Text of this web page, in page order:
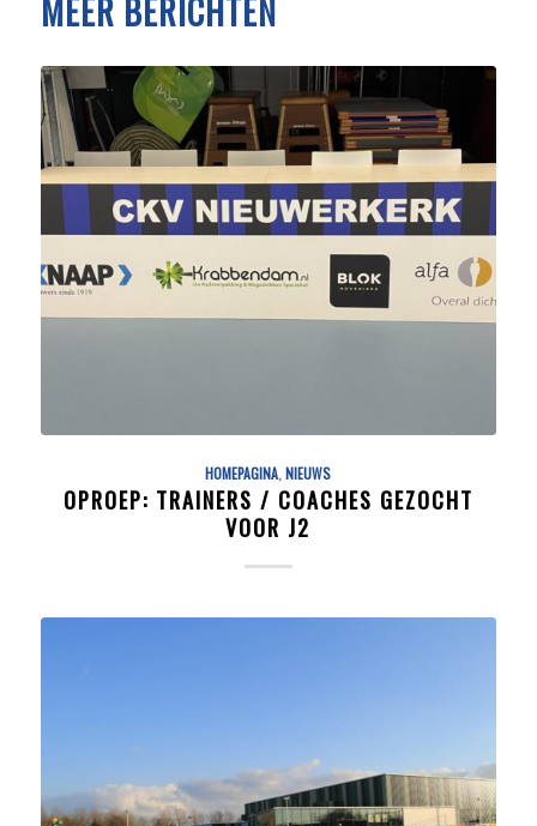
MEER BERICHTEN
HOMEPAGINA,NIEUWS
OPROEP: TRAINERS / COACHES GEZOCHT
VOOR J2